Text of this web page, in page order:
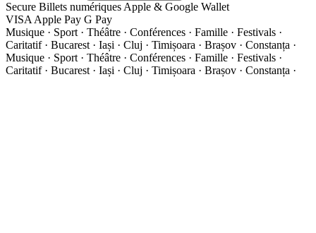
Secure Billets numériques Apple & Google Wallet
VISA Apple Pay G Pay
Musique · Sport · Théâtre · Conférences · Famille · Festivals ·
Caritatif · Bucarest · Iași · Cluj · Timișoara · Brașov · Constanța ·
Musique · Sport · Théâtre · Conférences · Famille · Festivals ·
Caritatif · Bucarest · Iași · Cluj · Timișoara · Brașov · Constanța ·